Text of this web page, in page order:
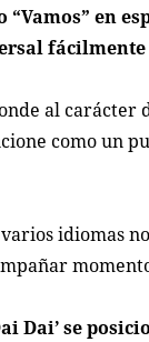
“Vamos” en
al carácter
como un
idiomas
Dai’ se